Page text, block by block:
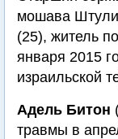
мошава
(25), житель
января 2015
израильской
Адель Битон
травмы в